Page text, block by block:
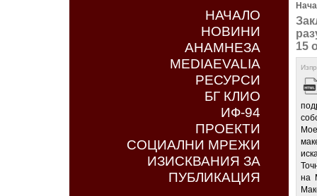
НАЧАЛО
НОВИНИ
АНАМНЕЗА
MEDIAEVALIA
РЕСУРСИ
БГ КЛИО
ИФ-94
ПРОЕКТИ
СОЦИАЛНИ МРЕЖИ
ИЗИСКВАНИЯ ЗА
ПУБЛИКАЦИЯ
15
на